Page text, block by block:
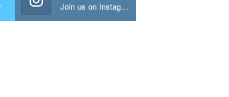
Join us on Instagram